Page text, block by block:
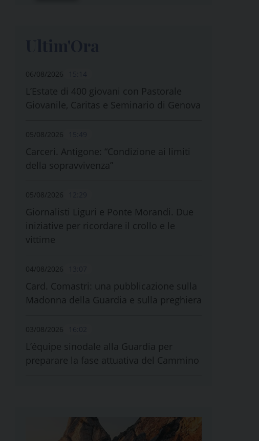
06/08/2026
L’Estate di 400 giovani con Pastorale
Giovanile, Caritas e Seminario di Genova
05/08/2026
Carceri. Antigone: “Condizione ai limiti
della sopravvivenza”
05/08/2026
Giornalisti Liguri e Ponte Morandi. Due
iniziative per ricordare il crollo e le
vittime
04/08/2026
Card. Comastri: una pubblicazione sulla
Madonna della Guardia e sulla preghiera
03/08/2026
L’équipe sinodale alla Guardia per
preparare la fase attuativa del Cammino